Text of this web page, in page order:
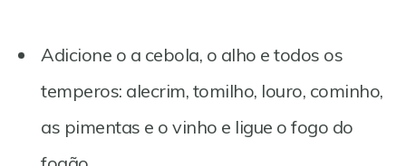
Adicione o a cebola, o alho e todos os
temperos: alecrim, tomilho, louro, cominho,
as pimentas e o vinho e ligue o fogo do